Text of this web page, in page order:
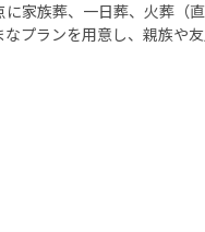
家族葬、一日葬、火葬（
プランを用意し、親族や